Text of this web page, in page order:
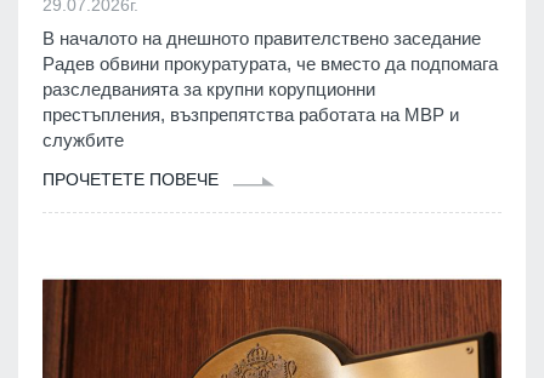
29.07.2026г.
В началото на днешното правителствено заседание
Радев обвини прокуратурата, че вместо да подпомага
разследванията за крупни корупционни
престъпления, възпрепятства работата на МВР и
службите
ПРОЧЕТЕТЕ ПОВЕЧЕ